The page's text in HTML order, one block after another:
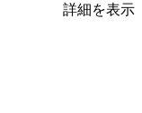
詳細を表示